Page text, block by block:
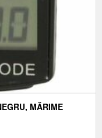
MĂRIME